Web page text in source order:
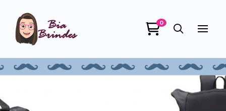
0
Bia Brindes